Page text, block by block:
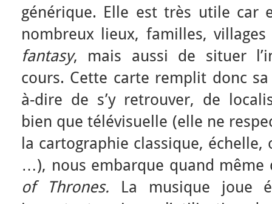
générique. Elle est très utile car
nombreux lieux, familles,
fantasy, mais aussi de situer
cours. Cette carte remplit donc
à-dire de s’y retrouver, de
bien que télévisuelle (elle ne
la cartographie classique,
…), nous embarque quand
of Thrones. La musique joue